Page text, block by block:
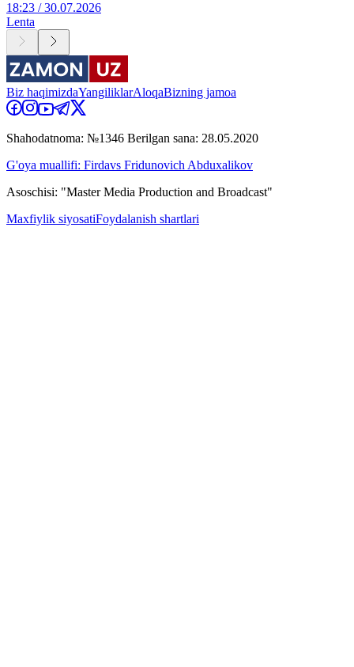
18:23 / 30.07.2026
Lenta
Biz haqimizdaYangiliklarAloqaBizning jamoa
Shahodatnoma: №1346 Berilgan sana: 28.05.2020
G'oya muallifi: Firdavs Fridunovich Abduxalikov
Asoschisi: "Master Media Production and Broadcast"
Maxfiylik siyosatiFoydalanish shartlari